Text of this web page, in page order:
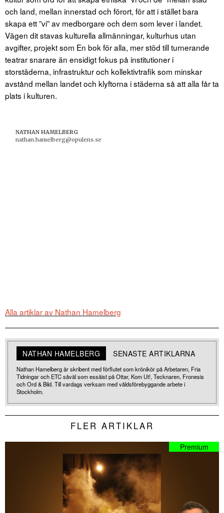
och land, mellan innerstad och förort, för att i stället bara
skapa ett ”vi” av medborgare och dem som lever i landet.
Vägen dit stavas kulturella allmänningar, kulturhus utan
avgifter, projekt som En bok för alla, mer stöd till turnerande
teatrar snarare än ensidigt fokus på institutioner i
storstäderna, infrastruktur och kollektivtrafik som minskar
avstånd mellan landet och klyftorna i städerna så att alla får ta
plats i kulturen.
NATHAN HAMELBERG
nathan.hamelberg@opulens.se
Alla artiklar av Nathan Hamelberg
NATHAN HAMELBERG SENASTE ARTIKLARNA
Nathan Hamelberg är skribent med förflutet som krönikör på Arbetaren, Fria
Tidningar och ETC såväl som essäist på Ottar, Kom Ut!, Tecknaren, Fronesis
och Ord & Bild. Till vardags verksam med våldsförebyggande arbete i
Stockholm.
FLER ARTIKLAR